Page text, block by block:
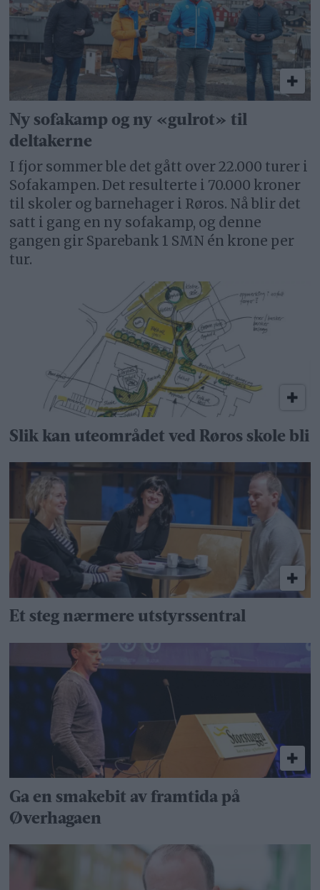
Ny sofakamp og ny «gulrot» til
deltakerne
I fjor sommer ble det gått over 22.000 turer i
Sofakampen. Det resulterte i 70.000 kroner
til skoler og barnehager i Røros. Nå blir det
satt i gang en ny sofakamp, og denne
gangen gir Sparebank 1 SMN én krone per
tur.
Slik kan uteområdet ved Røros skole bli
Et steg nærmere utstyrssentral
Ga en smakebit av framtida på
Øverhagaen